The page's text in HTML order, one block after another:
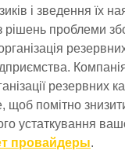
і зведення їх
рішень проблеми
резервних
щоб помітно
устаткування
провайдеры.